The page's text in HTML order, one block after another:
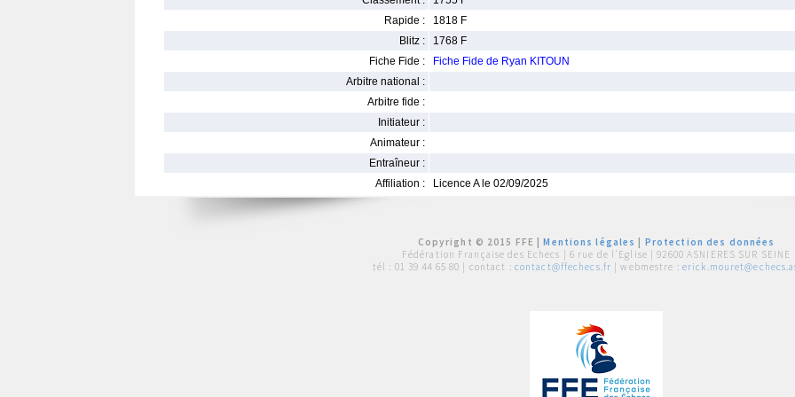
Rapide :
1818 F
Blitz :
1768 F
Fiche Fide :
Fiche Fide de Ryan KITOUN
Arbitre national :
Arbitre fide :
Initiateur :
Animateur :
Entraîneur :
Affiliation :
Licence A le 02/09/2025
Copyright © 2015 FFE |Mentions légales
Protection des données
Fédération Française des Echecs | 6 rue de l'Eglise | 92600 ASNIERES SUR SEINE
tél : 01 39 44 65 80 | contact : contact@ffechecs.fr | webmestre :